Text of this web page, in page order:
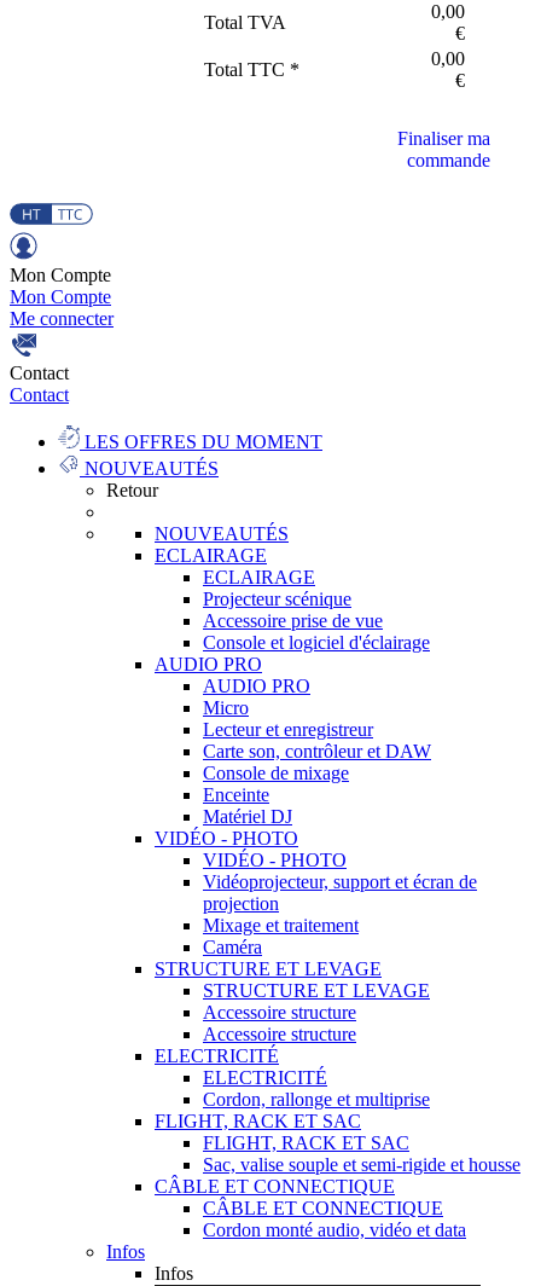
Total TVA
0,00
€
Total TTC *
0,00
€
Finaliser ma
commande
Mon Compte
Mon Compte
Me connecter
Contact
Contact
LES OFFRES DU MOMENT
NOUVEAUTÉS
Retour
NOUVEAUTÉS
ECLAIRAGE
ECLAIRAGE
Projecteur scénique
Accessoire prise de vue
Console et logiciel d'éclairage
AUDIO PRO
AUDIO PRO
Micro
Lecteur et enregistreur
Carte son, contrôleur et DAW
Console de mixage
Enceinte
Matériel DJ
VIDÉO - PHOTO
VIDÉO - PHOTO
Vidéoprojecteur, support et écran de
projection
Mixage et traitement
Caméra
STRUCTURE ET LEVAGE
STRUCTURE ET LEVAGE
Accessoire structure
Accessoire structure
ELECTRICITÉ
ELECTRICITÉ
Cordon, rallonge et multiprise
FLIGHT, RACK ET SAC
FLIGHT, RACK ET SAC
Sac, valise souple et semi-rigide et housse
CÂBLE ET CONNECTIQUE
CÂBLE ET CONNECTIQUE
Cordon monté audio, vidéo et data
Infos
Infos